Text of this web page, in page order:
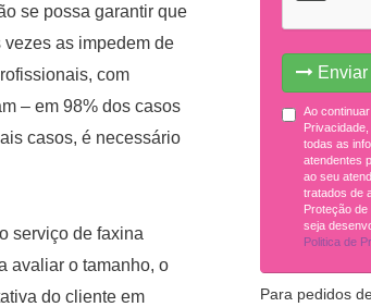
se possa garantir que
as impedem de
com
– em 98% dos casos
casos, é necessário
serviço de faxina
avaliar o tamanho, o
do cliente em
Enviar
Ao
todas as
atendentes
ao seu
tratados de
Proteção
seja
Politica de
Para pedidos